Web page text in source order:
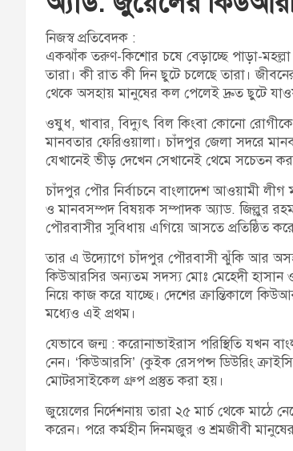
নিজস্ব প্রতিবেদক :
একঝাঁক তরুণ-কিশোর চষে বেড়াচ্ছে পাড়া-
তারা। কী রাত কী দিন ছুটে চলেছে তারা।
থেকে অসহায় মানুষের কল পেলেই দ্রুত ছুটে
ওষুধ, খাবার, বিদ্যুৎ বিল কিংবা কোনো
মানবতার ফেরিওয়ালা। চাঁদপুর জেলা সদরে
যেখানেই ভীড় দেখেন সেখানেই থেমে সচেতন
চাঁদপুর পৌর নির্বাচনে বাংলাদেশ আওয়ামী লীগ
ও মানবসম্পদ বিষয়ক সম্পাদক অ্যাড. জিল্লুর
পৌরবাসীর সুবিধায় এগিয়ে আসতে প্রতিষ্ঠিত
তার এ উদ্যোগে চাঁদপুর পৌরবাসী ঝুঁকি আর
কিউআরসির অন্যতম সদস্য মোঃ মেহেদী হাসান
নিয়ে কাজ করে যাচ্ছে। দেশের ক্রান্তিকালে
মধ্যেও এই প্রথম।
যেভাবে জন্ম : করোনাভাইরাস পরিস্থিতি যখন
নেন। ‘কিউআরসি’ (কুইক রেসপন্স ডিউরিং
মোটরসাইকেল গ্রুপ প্রস্তুত করা হয়।
জুয়েলের নির্দেশনায় তারা ২৫ মার্চ থেকে
করেন। পরে কর্মহীন দিনমজুর ও শ্রমজীবী